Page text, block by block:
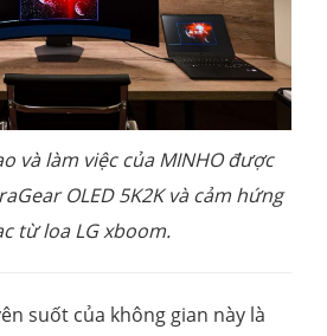
và làm việc của MINHO được
OLED 5K2K và cảm hứng
từ loa LG xboom.
suốt của không gian này là